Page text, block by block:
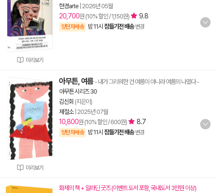
미리보기
한경arte 2026년 05월
20,700원 (10% 할인 / 1,150원) 9.8
양탄자배송 밤 11시 잠들기전 배송 변경
미리보기
아무튼, 여름 - 내가 그리워한 건 여름이 아니라 여름의 나였다-
아무튼 시리즈 30
김신회 (지은이)
제철소| 2025년 07월
10,800원 (10% 할인 / 600원) 8.7
양탄자배송 밤 11시 잠들기전 배송 변경
화제의 책 + 알라딘 굿즈 (이벤트 도서 포함, 국내도서 3만원 이상)